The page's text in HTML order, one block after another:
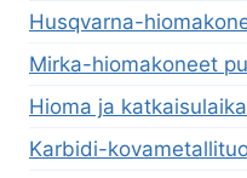
Husqvarna-
Mirka-hiomakoneet
Hioma ja
Karbidi-